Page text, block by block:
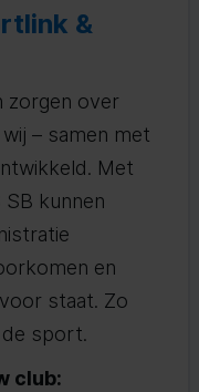
&
zorgen over
– samen met
Met
kunnen
en
staat. Zo
sport.
club: